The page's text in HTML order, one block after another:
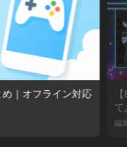
｜オフライン対応
て
編